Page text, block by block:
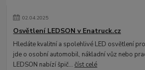
02.04.2025
Osvětlení LEDSON v Enatruck.cz
Hledáte kvalitní a spolehlivé LED osvětlení
jde o osobní automobil, nákladní vůz nebo
LEDSON nabízí špič...číst celé